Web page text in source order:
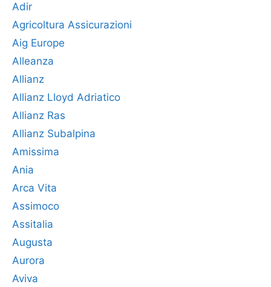
Adir
Agricoltura Assicurazioni
Aig Europe
Alleanza
Allianz
Allianz Lloyd Adriatico
Allianz Ras
Allianz Subalpina
Amissima
Ania
Arca Vita
Assimoco
Assitalia
Augusta
Aurora
Aviva